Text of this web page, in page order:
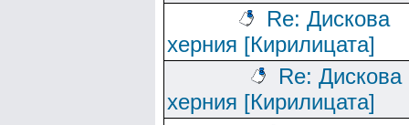
Re: Дискова
херния [Кирилицата]
Re: Дискова
херния [Кирилицата]